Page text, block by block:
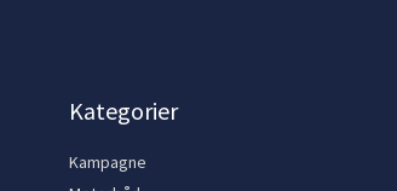
Kategorier
Kampagne